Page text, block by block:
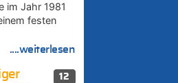
im Jahr 1981
festen
....weiterlesen
12